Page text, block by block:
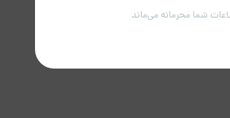
شما محرمانه می‌ماند